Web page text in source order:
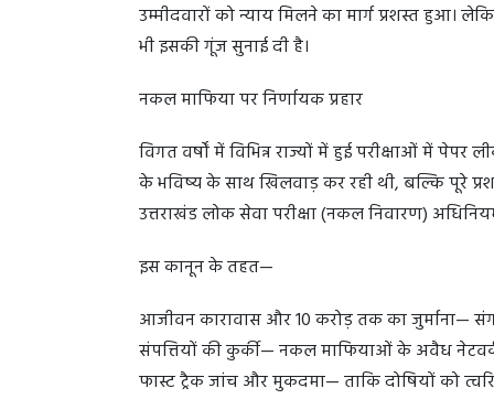
उम्मीदवारों को न्याय मिलने का मार्ग प्रशस्त हुआ।
भी इसकी गूंज सुनाई दी है।
नकल माफिया पर निर्णायक प्रहार
विगत वर्षों में विभिन्न राज्यों में हुई परीक्षाओं में
के भविष्य के साथ खिलवाड़ कर रही थी, बल्कि पूरे
उत्तराखंड लोक सेवा परीक्षा (नकल निवारण)
इस कानून के तहत—
आजीवन कारावास और 10 करोड़ तक का जुर्माना—
संपत्तियों की कुर्की— नकल माफियाओं के अवैध
फास्ट ट्रैक जांच और मुकदमा— ताकि दोषियों को